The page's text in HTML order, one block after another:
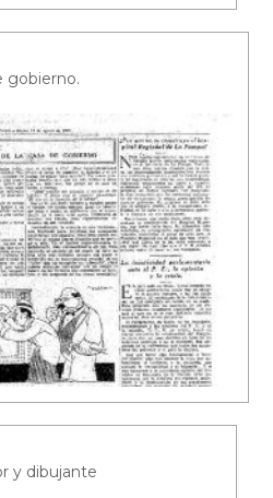
gobierno.
y dibujante